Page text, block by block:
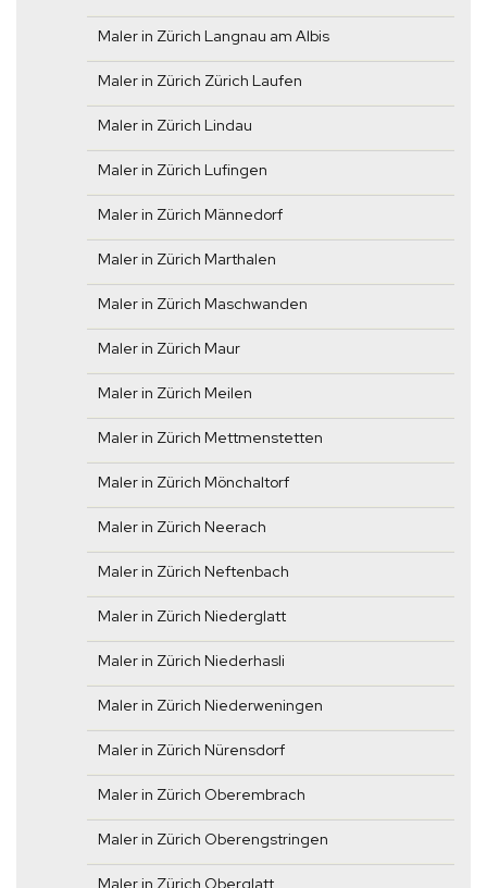
Maler in Zürich Langnau am Albis
Maler in Zürich Zürich Laufen
Maler in Zürich Lindau
Maler in Zürich Lufingen
Maler in Zürich Männedorf
Maler in Zürich Marthalen
Maler in Zürich Maschwanden
Maler in Zürich Maur
Maler in Zürich Meilen
Maler in Zürich Mettmenstetten
Maler in Zürich Mönchaltorf
Maler in Zürich Neerach
Maler in Zürich Neftenbach
Maler in Zürich Niederglatt
Maler in Zürich Niederhasli
Maler in Zürich Niederweningen
Maler in Zürich Nürensdorf
Maler in Zürich Oberembrach
Maler in Zürich Oberengstringen
Maler in Zürich Oberglatt